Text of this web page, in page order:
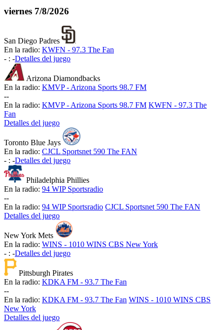
viernes 7/8/2026
San Diego Padres
En la radio: KWFN - 97.3 The Fan
- : -Detalles del juego
Arizona Diamondbacks
En la radio: KMVP - Arizona Sports 98.7 FM
--
En la radio: KMVP - Arizona Sports 98.7 FM KWFN - 97.3 The
Fan
Detalles del juego
Toronto Blue Jays
En la radio: CJCL Sportsnet 590 The FAN
- : -Detalles del juego
Philadelphia Phillies
En la radio: 94 WIP Sportsradio
--
En la radio: 94 WIP Sportsradio CJCL Sportsnet 590 The FAN
Detalles del juego
New York Mets
En la radio: WINS - 1010 WINS CBS New York
- : -Detalles del juego
Pittsburgh Pirates
En la radio: KDKA FM - 93.7 The Fan
--
En la radio: KDKA FM - 93.7 The Fan WINS - 1010 WINS CBS
New York
Detalles del juego